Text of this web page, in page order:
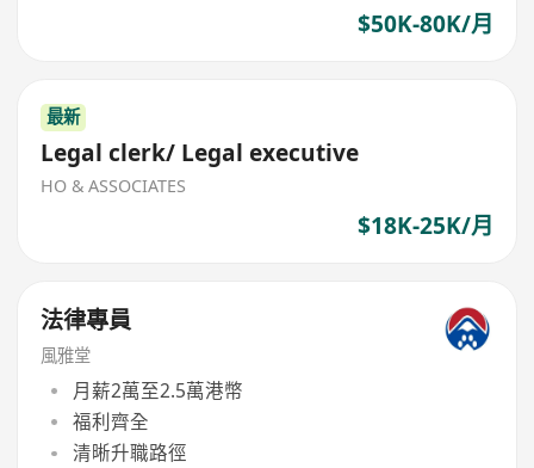
$50K-80K/月
最新
Legal clerk/ Legal executive
HO & ASSOCIATES
$18K-25K/月
法律專員
風雅堂
月薪2萬至2.5萬港幣
福利齊全
清晰升職路徑